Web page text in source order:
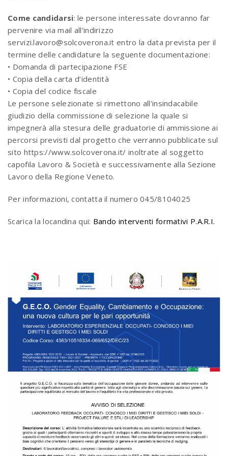
Come candidarsi: le persone interessate dovranno far
pervenire via mail all’indirizzo
servizi.lavoro@solcoverona.it entro la data prevista per il
termine delle candidature la seguente documentazione:
• Domanda di partecipazione FSE
• Copia della carta d’identità
• Copia del codice fiscale
Le persone selezionate si rimettono all’insindacabile
giudizio della commissione di selezione la quale si
impegnerà alla stesura delle graduatorie di ammissione ai
percorsi previsti dal progetto che verranno pubblicate sul
sito https://www.solcoverona.it/ inoltrate al soggetto
capofila Lavoro & Società e successivamente alla Sezione
Lavoro della Regione Veneto.
Per informazioni, contatta il numero 045/8104025
Scarica la locandina qui: Bando interventi formativi P.A.R.I.